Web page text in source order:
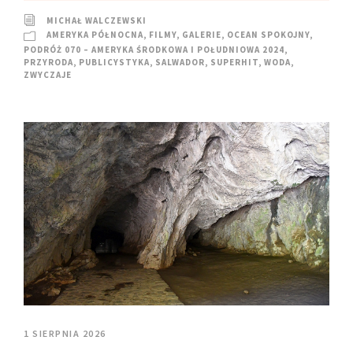
MICHAŁ WALCZEWSKI
AMERYKA PÓŁNOCNA, FILMY, GALERIE, OCEAN SPOKOJNY,
PODRÓŻ 070 – AMERYKA ŚRODKOWA I POŁUDNIOWA 2024,
PRZYRODA, PUBLICYSTYKA, SALWADOR, SUPERHIT, WODA,
ZWYCZAJE
1 SIERPNIA 2026